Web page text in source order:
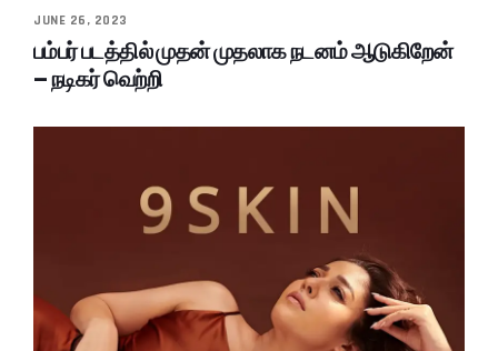
JUNE 26, 2023
பம்பர் படத்தில் முதன் முதலாக நடனம் ஆடுகிறேன்
– நடிகர் வெற்றி